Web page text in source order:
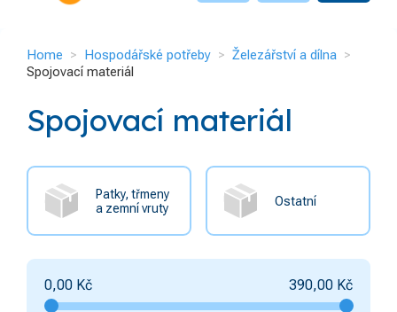
Home Hospodářské potřeby
Železářství a dílna
Spojovací materiál
Spojovací materiál
Patky, třmeny
a zemní vruty
Ostatní
0,00 Kč 390,00 Kč
Home
Kontakt